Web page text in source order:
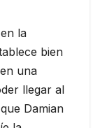
la
bien
una
llegar al
Damian